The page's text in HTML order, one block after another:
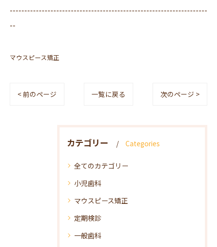
--------------------------------------------------------------------
--
マウスピース矯正
< 前のページ 一覧に戻る 次のページ >
カテゴリー Categories
全てのカテゴリー
小児歯科
マウスピース矯正
定期検診
一般歯科